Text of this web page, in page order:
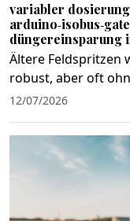
variabler
düngereinsparung
Ältere Feldspritzen
robust, aber oft
12/07/2026